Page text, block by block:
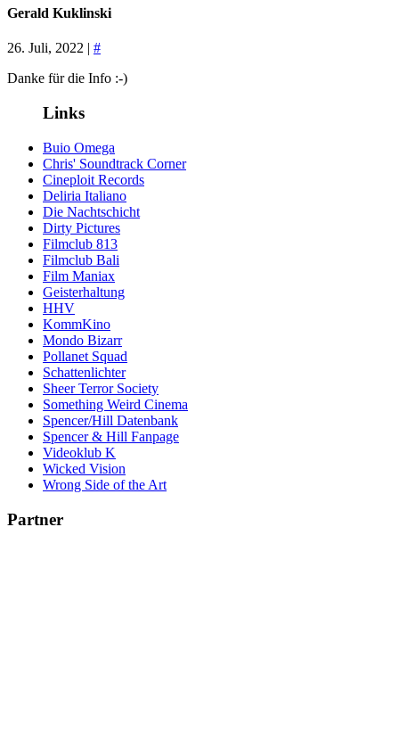
Gerald Kuklinski
26. Juli, 2022 | #
Danke für die Info :-)
Links
Buio Omega
Chris' Soundtrack Corner
Cineploit Records
Deliria Italiano
Die Nachtschicht
Dirty Pictures
Filmclub 813
Filmclub Bali
Film Maniax
Geisterhaltung
HHV
KommKino
Mondo Bizarr
Pollanet Squad
Schattenlichter
Sheer Terror Society
Something Weird Cinema
Spencer/Hill Datenbank
Spencer & Hill Fanpage
Videoklub K
Wicked Vision
Wrong Side of the Art
Partner